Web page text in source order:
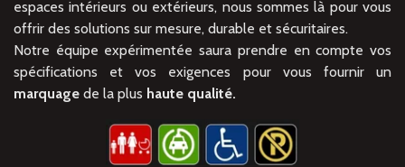
espaces intérieurs ou extérieurs, nous sommes là pour vous
offrir des solutions sur mesure, durable et sécuritaires.
Notre équipe expérimentée saura prendre en compte vos
spécifications et vos exigences pour vous fournir un
marquage de la plus haute qualité.